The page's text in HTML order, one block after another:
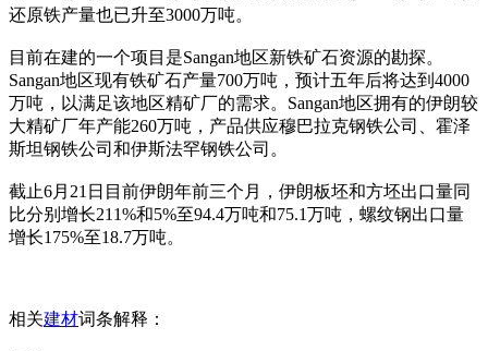
还原铁产量也已升至3000万吨。
目前在建的一个项目是Sangan地区新铁矿石资源的勘探。
Sangan地区现有铁矿石产量700万吨，预计五年后将达到4000
万吨，以满足该地区精矿厂的需求。Sangan地区拥有的伊朗较
大精矿厂年产能260万吨，产品供应穆巴拉克钢铁公司、霍泽
斯坦钢铁公司和伊斯法罕钢铁公司。
截止6月21日目前伊朗年前三个月，伊朗板坯和方坯出口量同
比分别增长211%和5%至94.4万吨和75.1万吨，螺纹钢出口量
增长175%至18.7万吨。
相关建材词条解释：